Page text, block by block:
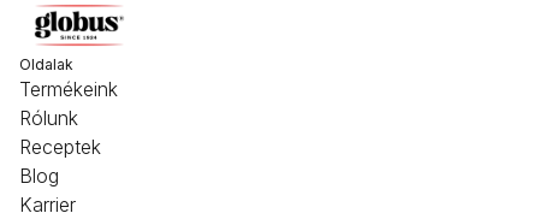
Oldalak
Termékeink
Rólunk
Receptek
Blog
Karrier